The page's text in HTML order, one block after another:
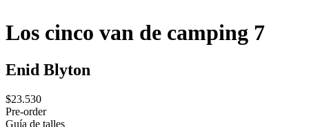
Los cinco van de camping 7
Enid Blyton
$23.530
Pre-order
Guía de talles